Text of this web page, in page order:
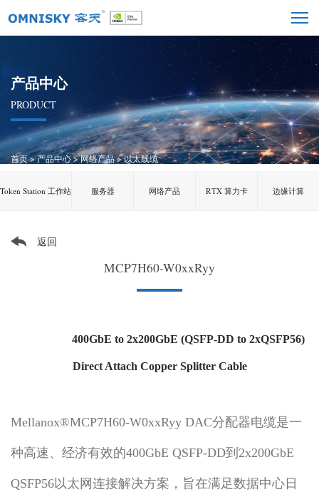
产品中心
PRODUCT
首页>产品中心>网络产品>以太线缆
Token Station 工作站 服务器 网络产品 RTX 算力卡 边缘计算
返回
MCP7H60-W0xxRyy
400GbE to 2x200GbE (QSFP-DD to 2xQSFP56)
Direct Attach Copper Splitter Cable
Mellanox®MCP7H60-W0xxRyy DAC分配器电缆是一
种高速、经济有效的400GbE QSFP-DD到2x200GbE
QSFP56以太网连接解决方案，旨在满足数据中心日